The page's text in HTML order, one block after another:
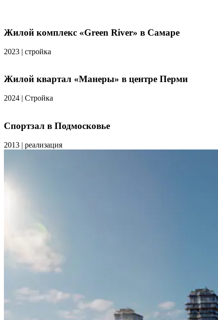
Жилой комплекс «Green River» в Самаре
2023 | стройка
Жилой квартал «Манеры» в центре Перми
2024 | Стройка
Спортзал в Подмосковье
2013 | реализация